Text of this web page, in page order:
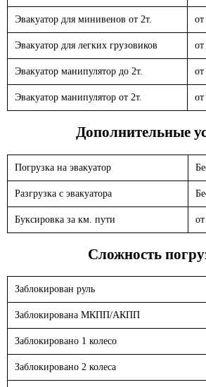
Эвакуатор для минивенов от 2т. от
Эвакуатор для легких грузовиков от
Эвакуатор манипулятор до 2т. от
Эвакуатор манипулятор от 2т. от
Дополнительные
Погрузка на эвакуатор
Разгрузка с эвакуатора
Буксировка за км. пути
Сложность
Заблокирован руль
Заблокирована МКПП/АКПП
Заблокировано 1 колесо
Заблокировано 2 колеса